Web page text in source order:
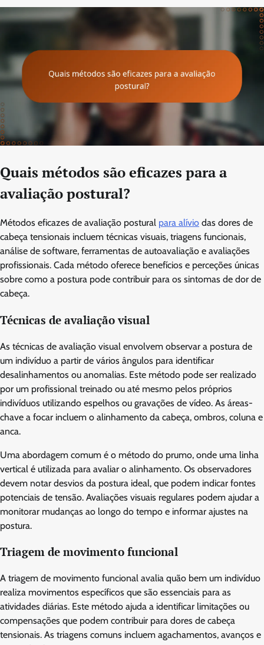
Quais métodos são eficazes para a
avaliação postural?
Métodos eficazes de avaliação postural para alívio das dores de
cabeça tensionais incluem técnicas visuais, triagens funcionais,
análise de software, ferramentas de autoavaliação e avaliações
profissionais. Cada método oferece benefícios e perceções únicas
sobre como a postura pode contribuir para os sintomas de dor de
cabeça.
Técnicas de avaliação visual
As técnicas de avaliação visual envolvem observar a postura de
um indivíduo a partir de vários ângulos para identificar
desalinhamentos ou anomalias. Este método pode ser realizado
por um profissional treinado ou até mesmo pelos próprios
indivíduos utilizando espelhos ou gravações de vídeo. As áreas-
chave a focar incluem o alinhamento da cabeça, ombros, coluna e
anca.
Uma abordagem comum é o método do prumo, onde uma linha
vertical é utilizada para avaliar o alinhamento. Os observadores
devem notar desvios da postura ideal, que podem indicar fontes
potenciais de tensão. Avaliações visuais regulares podem ajudar a
monitorar mudanças ao longo do tempo e informar ajustes na
postura.
Triagem de movimento funcional
A triagem de movimento funcional avalia quão bem um indivíduo
realiza movimentos específicos que são essenciais para as
atividades diárias. Este método ajuda a identificar limitações ou
compensações que podem contribuir para dores de cabeça
tensionais. As triagens comuns incluem agachamentos, avanços e